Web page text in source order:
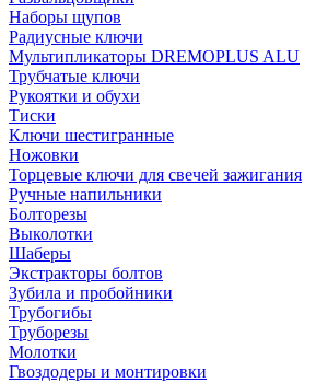
Наборы щупов
Радиусные ключи
Мультипликаторы DREMOPLUS ALU
Трубчатые ключи
Рукоятки и обухи
Тиски
Ключи шестигранные
Ножовки
Торцевые ключи для свечей зажигания
Ручные напильники
Болторезы
Выколотки
Шаберы
Экстракторы болтов
Зубила и пробойники
Трубогибы
Труборезы
Молотки
Гвоздодеры и монтировки